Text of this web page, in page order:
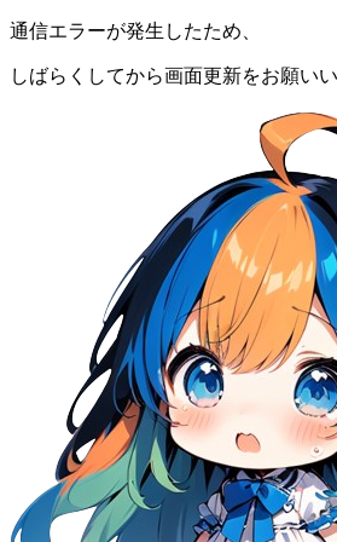
通信エラーが発生したため、
しばらくしてから画面更新をお願いい